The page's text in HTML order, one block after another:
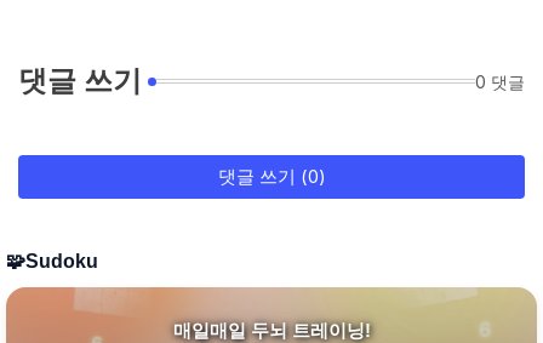
댓글 쓰기 0 댓글
댓글 쓰기 (0)
🧩Sudoku
매일매일 두뇌 트레이닝!